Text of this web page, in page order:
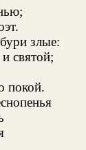
злые:
святой;
покой.